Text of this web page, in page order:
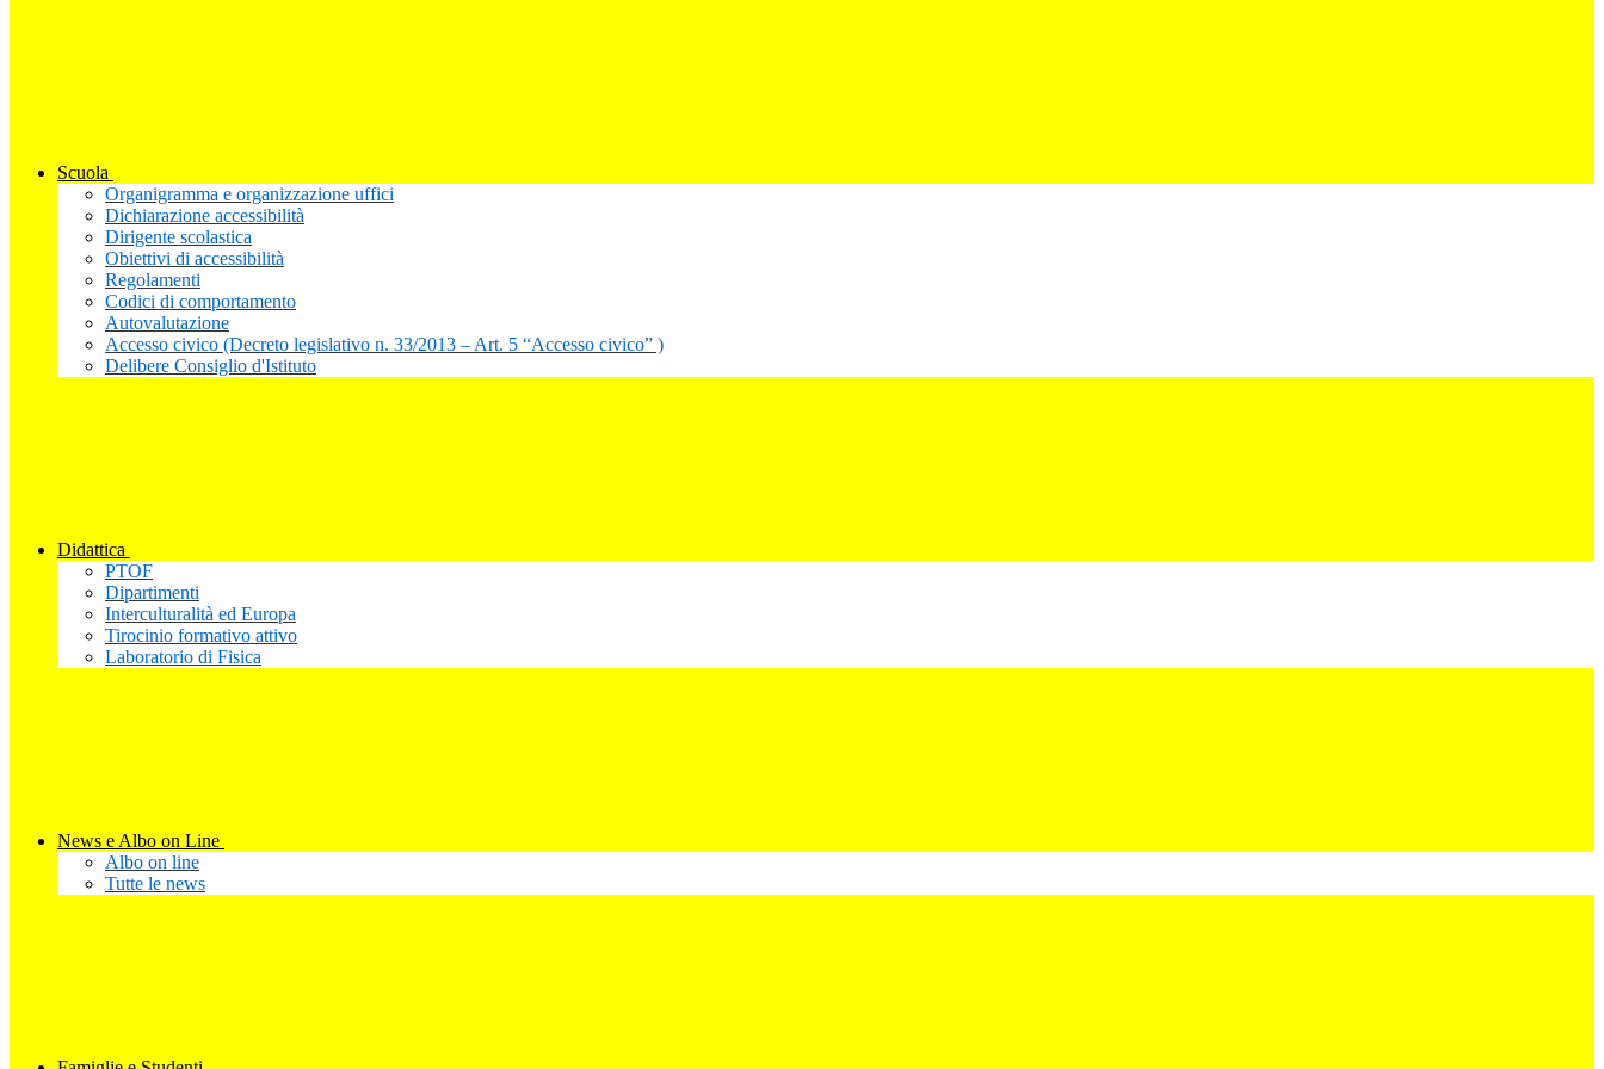
Scuola
Organigramma e organizzazione uffici
Dichiarazione accessibilità
Dirigente scolastica
Obiettivi di accessibilità
Regolamenti
Codici di comportamento
Autovalutazione
Accesso civico (Decreto legislativo n. 33/2013 – Art. 5 “Accesso civico” )
Delibere Consiglio d'Istituto
Didattica
PTOF
Dipartimenti
Interculturalità ed Europa
Tirocinio formativo attivo
Laboratorio di Fisica
News e Albo on Line
Albo on line
Tutte le news